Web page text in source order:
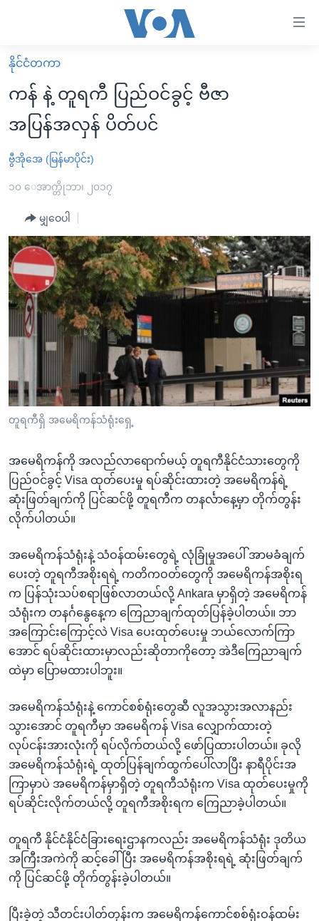
လွယ်ကူ
စေ
သည့်
Link
များ
ပင်မ
ကျော်
ကြည့်
ရန်
ပင်မ
ညွန်း
သို့
ကျော်
ကြည့်
ရှာဖွေ
ရန်
နေရာ
သို့
ရန်
မူလစာမျက်နှာ
မြန်မာ
ကမ္ဘာ့သတင်းများ
နိုင်ငံတကာ
အစ္စရေး-ပါလက်စတိုင်း
ဗွီဒီယို
အင်္ဂလိပ်စာလေ့လာမယ်
အမေရိကန်သုံးအီဒီယံ
မကြေးမုံရဲ့ အင်္ဂလိပ်စာ
ရုပ်ရှင်ထဲက အင်္ဂလိပ်စာ
သုတပဒေသာ အင်္ဂလိပ်စာ
အပတ်စဉ်ကဏ္ဍများ
ရေဒီယို
တီဗွီ
ရေဒီယိုနှင့်ရုပ်သံ အချက်အလက်များ
ရေဒီယို/တီဗွီအစီအစဉ်
Learning English
ဗွီအိုအေ လူမှုကွန်ယက်များ
ဘာသာစကားများ
နိုင်ငံတကာ
ကန် နဲ့ တူရကီ ပြည်ဝင်ခွင့် ဗီဇာ
အပြန်အလှန် ပိတ်ပင်
ဗွီအိုအေ (မြန်မာပိုင်း)
၁၀ ေအာက္တိုဘာ၊ ၂၀၁၇
မျှဝေပါ
တူရကီရှိ အမေရိကန်သံရုံးရှေ့
အမေရိကန်ကို အလည်လာရောက်မယ့် တူရကီနိုင်ငံသားတွေကို
ပြည်ဝင်ခွင့် Visa ထုတ်ပေးမှု ရပ်ဆိုင်းထားတဲ့ အမေရိကန်ရဲ့
ဆုံးဖြတ်ချက်ကို ပြင်ဆင်ဖို့ တူရကီက တနင်္လာနေ့မှာ တိုက်တွန်း
လိုက်ပါတယ်။
အမေရိကန်သံရုံးနဲ့ သံဝန်ထမ်းတွေရဲ့ လုံခြုံမှုအပေါ် အာမခံချက်
ပေးတဲ့ တူရကီအစိုးရရဲ့ ကတိကဝတ်တွေကို အမေရိကန်အစိုးရ
က ပြန်သုံးသပ်စရာဖြစ်လာတယ်လို့ Ankara မှာရှိတဲ့ အမေရိကန်
သံရုံးက တနင်္ဂနွေနေ့က ကြေညာချက်ထုတ်ပြန်ခဲ့ပါတယ်။ ဘာ
အကြောင်းကြောင့်လဲ Visa ပေးထုတ်ပေးမှု ဘယ်လောက်ကြာ
အောင် ရပ်ဆိုင်းထားမှာလည်းဆိုတာကိုတော့ အဲဒီကြေညာချက်
ထဲမှာ ပြောမထားပါဘူး။
အမေရိကန်သံရုံးနဲ့ ကောင်စစ်ရုံးတွေဆီ လူအသွားအလာနည်း
သွားအောင် တူရကီမှာ အမေရိကန် Visa လျှောက်ထားတဲ့
လုပ်ငန်းအားလုံးကို ရပ်လိုက်တယ်လို့ ဖော်ပြထားပါတယ်။ ခုလို
အမေရိကန်သံရုံးရဲ့ ထုတ်ပြန်ချက်ထွက်ပေါ်လာပြီး နာရီပိုင်းအ
ကြာမှာပဲ အမေရိကန်မှာရှိတဲ့ တူရကီသံရုံးက Visa ထုတ်ပေးမှုကို
ရပ်ဆိုင်းလိုက်တယ်လို့ တူရကီအစိုးရက ကြေညာခဲ့ပါတယ်။
တူရကီ နိုင်ငံနိုင်ငံခြားရေးဌာနကလည်း အမေရိကန်သံရုံး ဒုတိယ
အကြီးအကဲကို ဆင့်ခေါ်ပြီး အမေရိကန်အစိုးရရဲ့ ဆုံးဖြတ်ချက်
ကို ပြင်ဆင်ဖို့ တိုက်တွန်းခဲ့ပါတယ်။
ပြီးခဲ့တဲ့ သီတင်းပါတ်တုန်းက အမေရိကန်ကောင်စစ်ရုံးဝန်ထမ်း